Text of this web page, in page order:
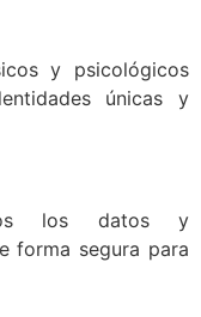
y psicológicos
únicas y
los datos y
forma segura para